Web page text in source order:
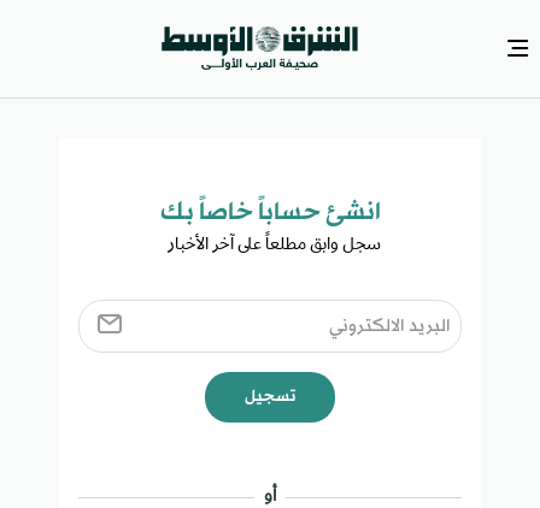
انشئ حساباً خاصاً بك​
سجل وابق مطلعاً على آخر الأخبار ​
تسجيل
أو